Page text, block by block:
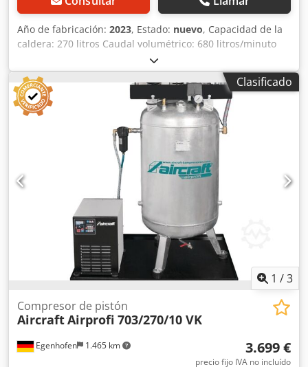
Año de fabricación: 2023, Estado: nuevo, Capacidad de la
caldera: 270 litros Caudal volumétrico: 680 litros/minuto
Potencia del motor: 5,5 kW Cedpfx Abehmi Nqopjrf
Clasificado
1 /3
Egenhofen 1.465 km
Compresor de pistón
AircraftAirprofi 703/270/10 VK
3.699 €
precio fijo IVA no incluído